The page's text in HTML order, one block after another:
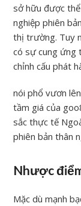
sở hữu được
nghiệp phiên
thị trường. Tuy
có sự cung ứng
chỉnh cấu phát
nói phổ vươn
tầm giá của
sắc thực tế
phiên bản thân
Nhược
Mặc dù mạnh